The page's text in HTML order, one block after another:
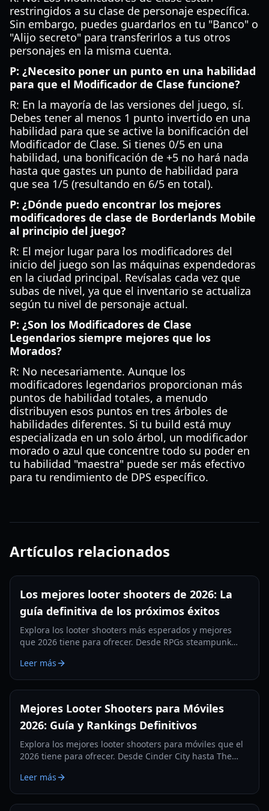
restringidos a su clase de personaje específica.
Sin embargo, puedes guardarlos en tu "Banco" o
"Alijo secreto" para transferirlos a tus otros
personajes en la misma cuenta.
P: ¿Necesito poner un punto en una habilidad
para que el Modificador de Clase funcione?
R: En la mayoría de las versiones del juego, sí.
Debes tener al menos 1 punto invertido en una
habilidad para que se active la bonificación del
Modificador de Clase. Si tienes 0/5 en una
habilidad, una bonificación de +5 no hará nada
hasta que gastes un punto de habilidad para
que sea 1/5 (resultando en 6/5 en total).
P: ¿Dónde puedo encontrar los mejores
modificadores de clase de Borderlands Mobile
al principio del juego?
R: El mejor lugar para los modificadores del
inicio del juego son las máquinas expendedoras
en la ciudad principal. Revísalas cada vez que
subas de nivel, ya que el inventario se actualiza
según tu nivel de personaje actual.
P: ¿Son los Modificadores de Clase
Legendarios siempre mejores que los
Morados?
R: No necesariamente. Aunque los
modificadores legendarios proporcionan más
puntos de habilidad totales, a menudo
distribuyen esos puntos en tres árboles de
habilidades diferentes. Si tu build está muy
especializada en un solo árbol, un modificador
morado o azul que concentre todo su poder en
tu habilidad "maestra" puede ser más efectivo
para tu rendimiento de DPS específico.
Artículos relacionados
Los mejores looter shooters de 2026: La
guía definitiva de los próximos éxitos
Explora los looter shooters más esperados y mejores
que 2026 tiene para ofrecer. Desde RPGs steampunk
generación de combate basado en equipo.
Leer más
Mejores Looter Shooters para Móviles
2026: Guía y Rankings Definitivos
Explora los mejores looter shooters para móviles que el
2026 tiene para ofrecer. Desde Cinder City hasta The
equipo y estrategias de juego.
Leer más